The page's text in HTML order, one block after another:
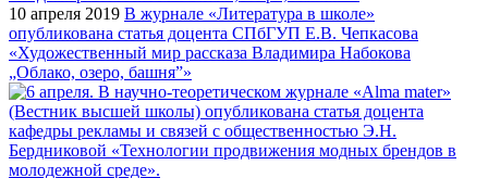
10 апреля 2019 В журнале «Литература в школе»
опубликована статья доцента СПбГУП Е.В. Чепкасова
«Художественный мир рассказа Владимира Набокова
„Облако, озеро, башня”»